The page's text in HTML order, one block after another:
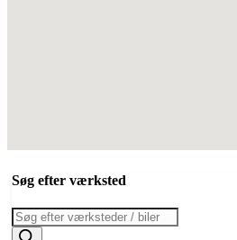
Søg efter værksted
Products
search